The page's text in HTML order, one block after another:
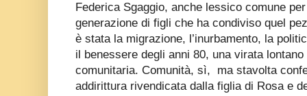
Federica Sgaggio, anche lessico comune
generazione di figli che ha condiviso quel
è stata la migrazione, l’inurbamento, la
il benessere degli anni 80, una virata
comunitaria. Comunità, sì,
ma stavolta
addirittura rivendicata dalla figlia di Rosa e